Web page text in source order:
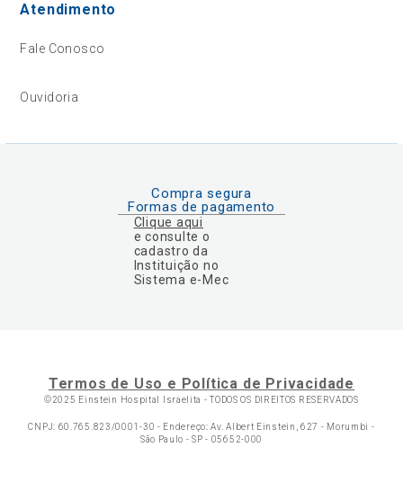
Atendimento
Fale Conosco
Ouvidoria
Compra segura
Formas de pagamento
Clique aqui
e consulte o
cadastro da
Instituição no
Sistema e-Mec
Termos de Uso e Política de Privacidade
©2025 Einstein Hospital Israelita -TODOS OS DIREITOS RESERVADOS
CNPJ: 60.765.823/0001-30 - Endereço: Av. Albert Einstein, 627 - Morumbi -
São Paulo - SP - 05652-000